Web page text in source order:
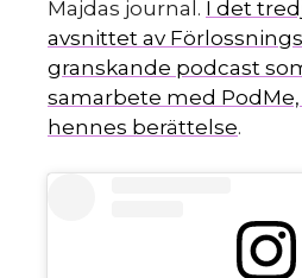
Majdas journal. I det
avsnittet av
granskande podcast
samarbete med PodMe,
hennes berättelse.